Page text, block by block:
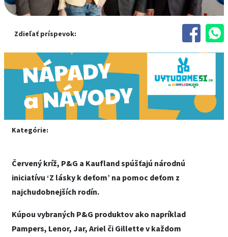
Zdieľať príspevok:
Kategórie:
Červený kríž, P&G a Kaufland spúšťajú národnú
iniciatívu ‘Z lásky k deťom’ na pomoc deťom z
najchudobnejších rodín.
Kúpou vybraných P&G produktov ako napríklad
Pampers, Lenor, Jar, Ariel či Gillette v každom